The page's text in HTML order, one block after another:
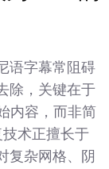
语字幕常阻碍
除，关键在于
内容，而非简
术正擅长于
复杂网格、阴